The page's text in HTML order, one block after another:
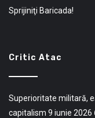
Sprijiniţi Baricada!
Critic Atac
Superioritate militară,
capitalism 9 iunie 2026